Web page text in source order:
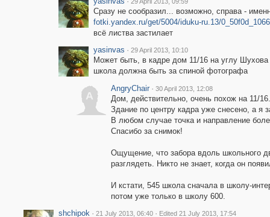
Сразу не сообразил... возможно, справа -
fotki.yandex.ru/get/5004/iduku-ru.13/
всё листва застилает
yasinvas · 29 April 2013, 10:10
Может быть, в кадре дом 11/16 на углу
школа должна быть за спиной фотографа
A
AngryChair · 30 April 2013, 12:08
Дом, действительно, очень похож на 11/16.
Здание по центру кадра уже снесено, а я
В любом случае точка и направление
Спасибо за снимок!
Ощущение, что забора вдоль школьного
разглядеть. Никто не знает, когда он
И кстати, 545 школа сначала в школу-
потом уже только в школу 600.
shchipok · 21 July 2013, 06:40 · Edited 21 July 2013, 17:54